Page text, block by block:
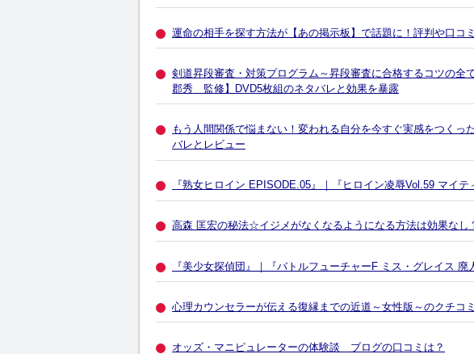
運命の相手を探す方法が【あの掲示板】で話題に！評判や口コ
剣道昇段審査・対策プログラム～昇段審査に合格するコツの
郡秀 監修】DVD5枚組のネタバレと効果を暴露
もう人間関係で悩まない！変われる自分を今すぐ実感をつく
バレとレビュー
『熟女ヒロイン EPISODE.05』｜『ヒロイン凌辱Vol.59 マイテ
高森 匡宏の秘法☆イジメがなくなるようになる方法は効果なし
『美少女探偵団』｜『バトルフューチャーF ミス・グレイス 廃
心理カウンセラーが伝える復縁までの近道～女性版～のクチ
オッズ・マニピュレーターの体験談 ブログの口コミは？